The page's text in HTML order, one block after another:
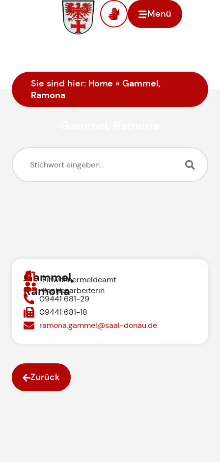
Menü
Sie sind hier: Home » Gammel,
Ramona
Gammel,
Ramona
Einwohnermeldeamt
Sachbearbeiterin
09441 681-29
09441 681-18
ramona.gammel@saal-donau.de
Zurück